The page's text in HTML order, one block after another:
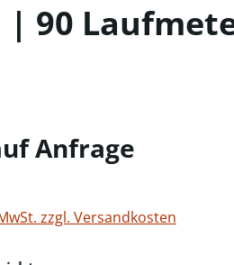
| 90
Anfrage
zzgl. Versandkosten